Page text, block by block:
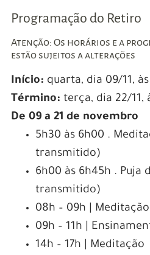
Programação do Retiro
Atenção: Os horários e a
estão sujeitos a alterações
Início: quarta, dia 09/11,
Término: terça, dia 22/11,
De 09 a 21 de novembro
5h30 às 6h00 .
transmitido)
6h00 às 6h45h . Puja
transmitido)
08h – 09h | Meditação
09h – 11h |
14h – 17h | Meditação